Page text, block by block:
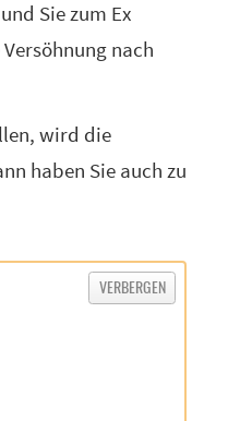
Sie zum Ex
nach
wird die
haben Sie auch zu